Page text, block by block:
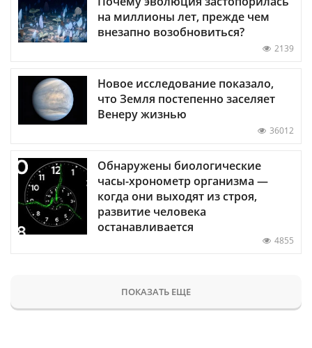
на миллионы лет, прежде чем
внезапно возобновиться?
2139
Новое исследование показало,
что Земля постепенно заселяет
Венеру жизнью
36012
Обнаружены биологические
часы-хронометр организма —
когда они выходят из строя,
развитие человека
останавливается
4855
ПОКАЗАТЬ ЕЩЕ